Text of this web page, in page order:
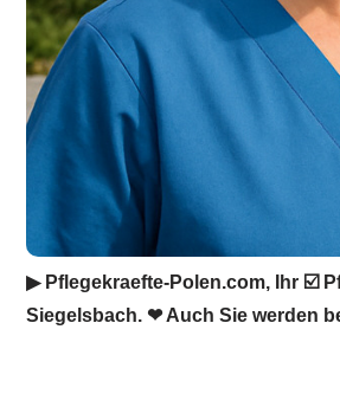
▶︎ Pflegekraefte-Polen.com, Ihr ☑️
Siegelsbach. ❤ Auch Sie werden